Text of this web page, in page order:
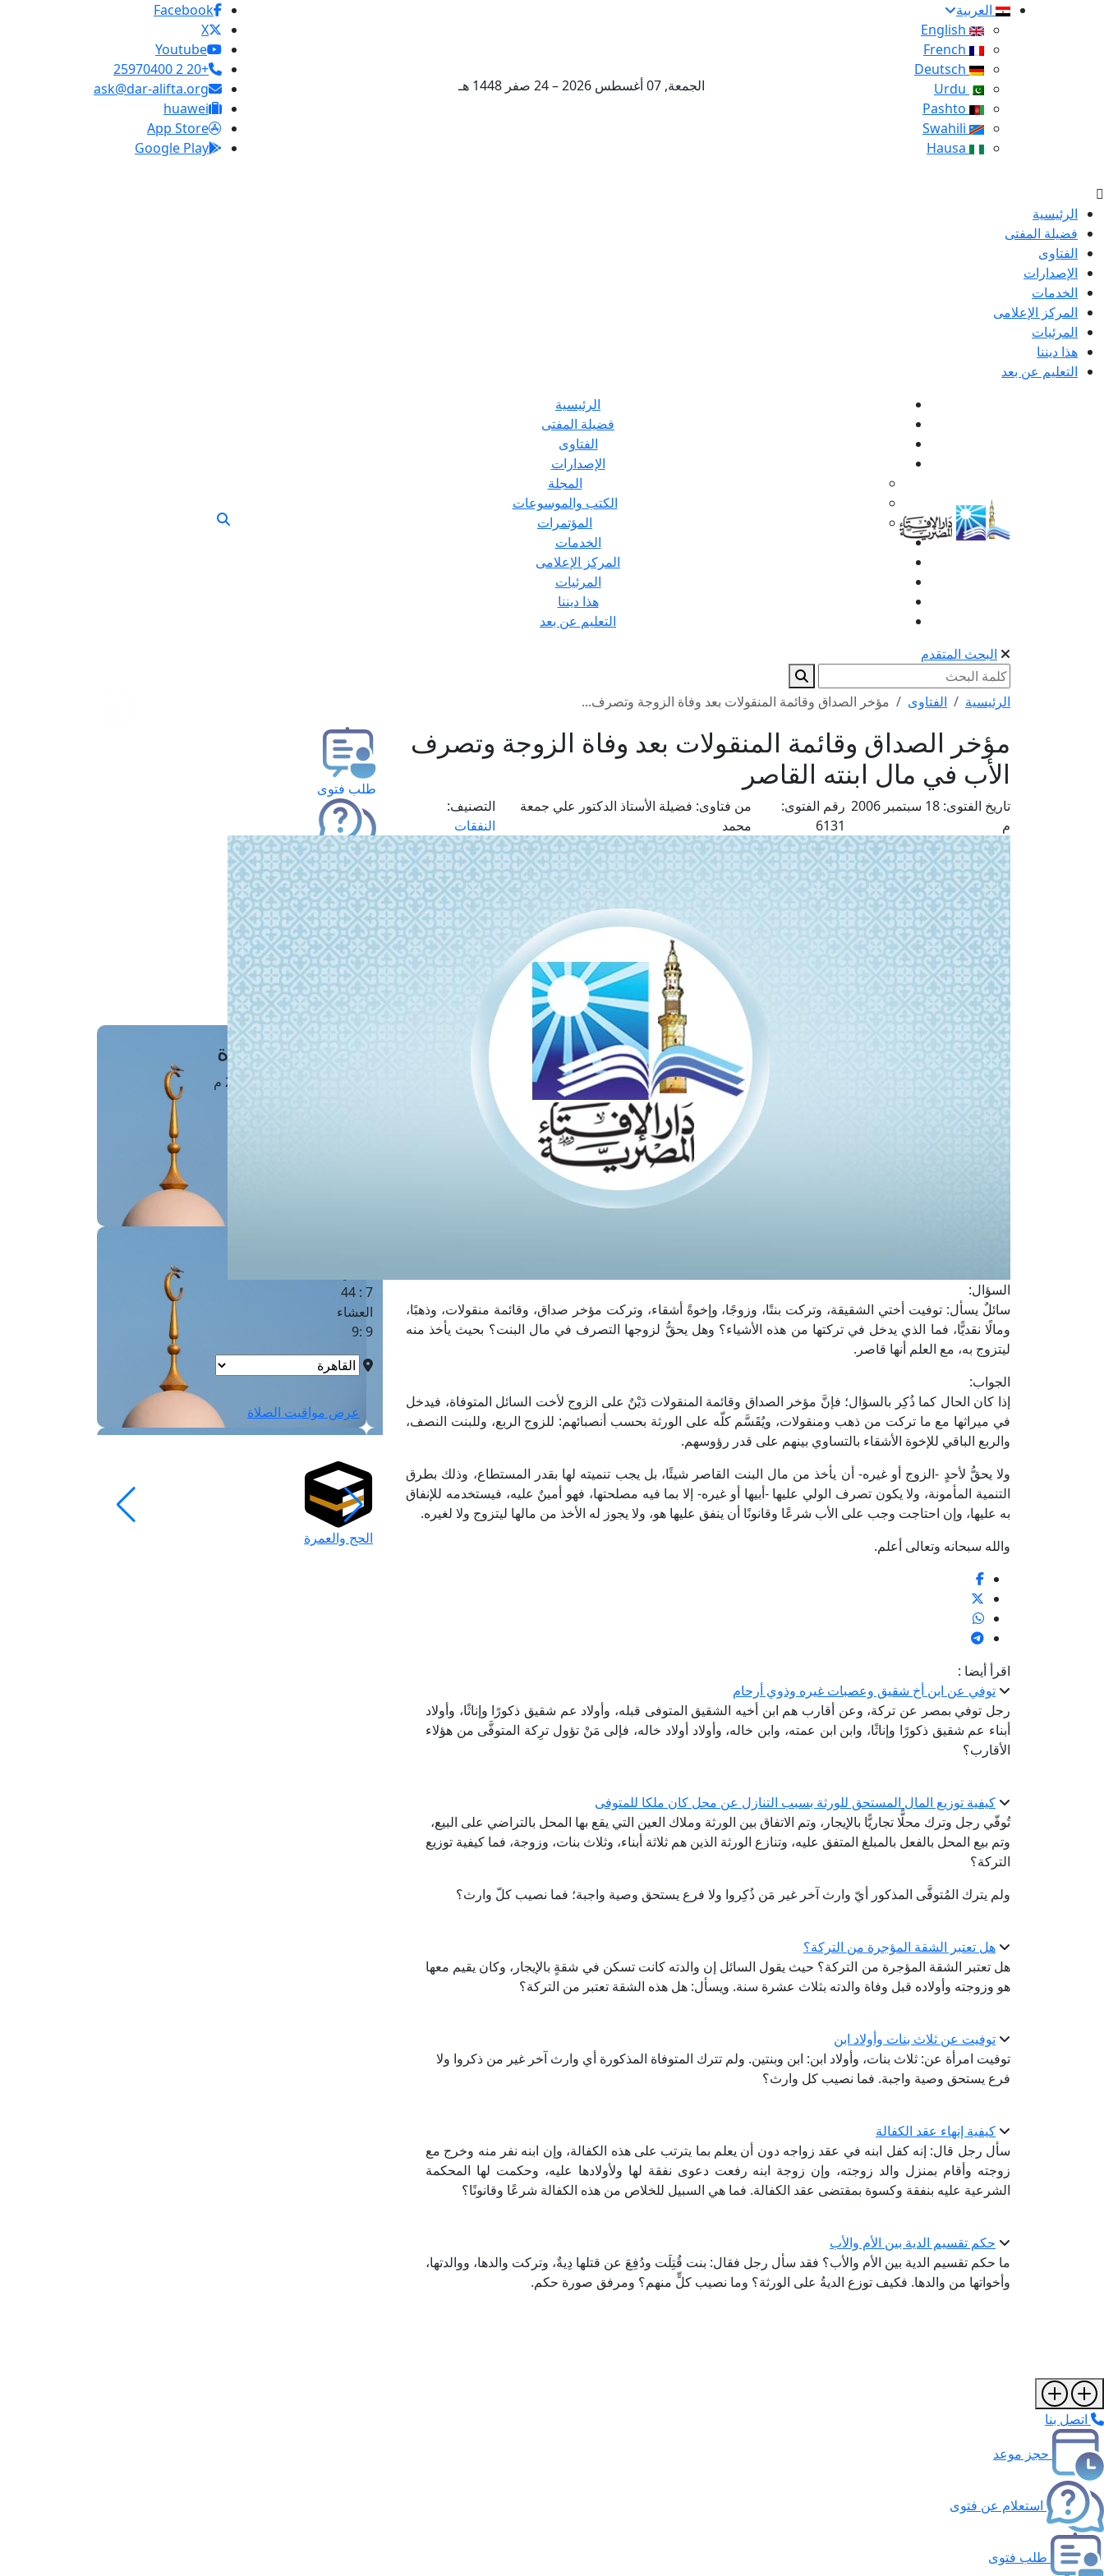
العربية
الجمعة, 07 أغسطس 2026 – 24 صفر 1448 هـ
Facebook
X
Youtube
+20 2 25970400
ask@dar-alifta.org
huawei
App Store
Google Play
الرئيسية
فضيلة المفتى
الفتاوى
الإصدارات
الخدمات
المركز الإعلامى
المرئيات
هذا ديننا
التعليم عن بعد
الرئيسية
فضيلة المفتى
الفتاوى
الإصدارات
المجلة
الكتب والموسوعات
المؤتمرات
الخدمات
المركز الإعلامى
المرئيات
هذا ديننا
التعليم عن بعد
البحث المتقدم
الرئيسية الفتاوى مؤخر الصداق وقائمة المنقولات بعد وفاة الزوجة وتصرف...
مؤخر الصداق وقائمة المنقولات بعد وفاة الزوجة وتصرف
الأب في مال ابنته القاصر
تاريخ الفتوى:
18 سبتمبر 2006
م
رقم الفتوى:
6131
من فتاوى: فضيلة الأستاذ الدكتور علي جمعة
محمد
التصنيف:
النفقات
السؤال:
سائلٌ يسأل: توفيت أختي الشقيقة، وتركت بنتًا، وزوجًا، وإخوةً أشقاء، وتركت مؤخر صداق، وقائمة منقولات، وذهبًا،
ومالًا نقديًّا، فما الذي يدخل في تركتها من هذه الأشياء؟ وهل يحقُّ لزوجها التصرف في مال البنت؟ بحيث يأخذ منه
ليتزوج به، مع العلم أنها قاصر.
الجواب:
إذا كان الحال كما ذُكِر بالسؤال؛ فإنَّ مؤخر الصداق وقائمة المنقولات دَيْنٌ على الزوج لأخت السائل المتوفاة، فيدخل
في ميراثها مع ما تركت من ذهب ومنقولات، ويُقَسَّم كلّه على الورثة بحسب أنصبائهم: للزوج الربع، وللبنت النصف،
والربع الباقي للإخوة الأشقاء بالتساوي بينهم على قدر رؤوسهم.
ولا يحقُّ لأحدٍ -الزوج أو غيره- أن يأخذ من مال البنت القاصر شيئًا، بل يجب تنميته لها بقدر المستطاع، وذلك بطرق
التنمية المأمونة، ولا يكون تصرف الولي عليها -أبيها أو غيره- إلا بما فيه مصلحتها، فهو أمينٌ عليه، فيستخدمه للإنفاق
به عليها، وإن احتاجت وجب على الأب شرعًا وقانونًا أن ينفق عليها هو، ولا يجوز له الأخذ من مالها ليتزوج ولا لغيره.
والله سبحانه وتعالى أعلم.
اقرأ أيضا :
توفي عن ابن أخ شقيق وعصبات غيره وذوي أرحام
رجل توفي بمصر عن تركة، وعن أقارب هم ابن أخيه الشقيق المتوفى قبله، وأولاد عم شقيق ذكورًا وإناثًا، وأولاد
أبناء عم شقيق ذكورًا وإناثًا، وابن ابن عمته، وابن خاله، وأولاد أولاد خاله، فإلى مَنْ تؤول ترِكة المتوفَّى من هؤلاء
الأقارب؟
كيفية توزيع المال المستحق للورثة بسبب التنازل عن محل كان ملكا للمتوفى
تُوفّي رجل وترك محلًّا تجاريًّا بالإيجار، وتم الاتفاق بين الورثة وملاك العين التي يقع بها المحل بالتراضي على البيع،
وتم بيع المحل بالفعل بالمبلغ المتفق عليه، وتنازع الورثة الذين هم ثلاثة أبناء، وثلاث بنات، وزوجة، فما كيفية توزيع
التركة؟
ولم يترك المُتوفَّى المذكور أيّ وارث آخر غير مَن ذُكِروا ولا فرع يستحق وصية واجبة؛ فما نصيب كلّ وارث؟
هل تعتبر الشقة المؤجرة من التركة؟
هل تعتبر الشقة المؤجرة من التركة؟ حيث يقول السائل إن والدته كانت تسكن في شقةٍ بالإيجار، وكان يقيم معها
هو وزوجته وأولاده قبل وفاة والدته بثلاث عشرة سنة. ويسأل: هل هذه الشقة تعتبر من التركة؟
توفيت عن ثلاث بنات وأولاد ابن
توفيت امرأة عن: ثلاث بنات، وأولاد ابن: ابن وبنتين. ولم تترك المتوفاة المذكورة أي وارث آخر غير من ذكروا ولا
فرع يستحق وصية واجبة. فما نصيب كل وارث؟
كيفية إنهاء عقد الكفالة
سأل رجل قال: إنه كفل ابنه في عقد زواجه دون أن يعلم بما يترتب على هذه الكفالة، وإن ابنه نفر منه وخرج مع
زوجته وأقام بمنزل والد زوجته، وإن زوجة ابنه رفعت دعوى نفقة لها ولأولادها عليه، وحكمت لها المحكمة
الشرعية عليه بنفقة وكسوة بمقتضى عقد الكفالة. فما هي السبيل للخلاص من هذه الكفالة شرعًا وقانونًا؟
حكم تقسيم الدية بين الأم والأب
ما حكم تقسيم الدية بين الأم والأب؟ فقد سأل رجل فقال: بنت قُتِلَت ودُفِعَ عن قتلها دِيةٌ، وتركت والدها، ووالدتها،
وأخواتها من والدها. فكيف توزع الديةُ على الورثة؟ وما نصيب كلٍّ منهم؟ ومرفق صورة حكم.
طلب فتوى
استعلام عن فتوى
حجز موعد
الفتوى الهاتفية
مَواقِيتُ الصَّـــلاة
7 : 44
العشاء
9 :9
عرض مواقيت الصلاة
الحج والعمرة
اتصل بنا
حجز موعد
استعلام عن فتوى
طلب فتوى